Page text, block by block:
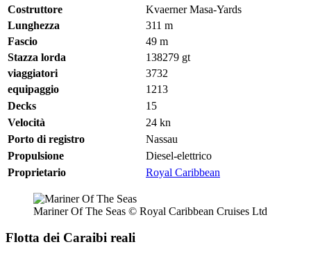
Costruttore
Kvaerner Masa-Yards
Lunghezza
311 m
Fascio
49 m
Stazza lorda
138279 gt
viaggiatori
3732
equipaggio
1213
Decks
15
Velocità
24 kn
Porto di registro
Nassau
Propulsione
Diesel-elettrico
Proprietario
Royal Caribbean
Mariner Of The Seas © Royal Caribbean Cruises Ltd
Flotta dei Caraibi reali